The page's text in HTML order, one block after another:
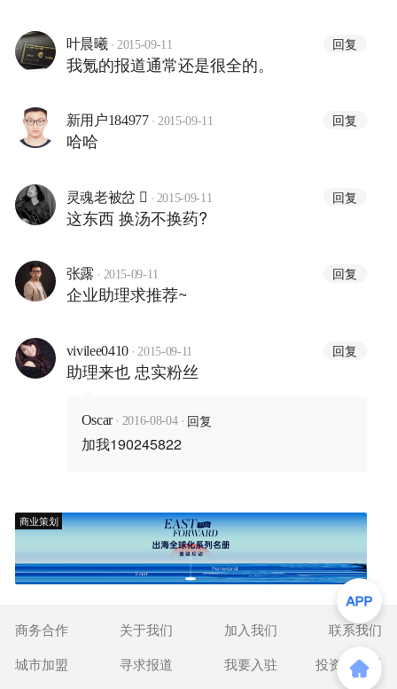
叶晨曦 · 2015-09-11 回复
我氪的报道通常还是很全的。
新用户184977 · 2015-09-11 回复
哈哈
灵魂老被岔  · 2015-09-11 回复
这东西 换汤不换药?
张露 · 2015-09-11 回复
企业助理求推荐~
vivilee0410 · 2015-09-11 回复
助理来也 忠实粉丝
Oscar · 2016-08-04 · 回复
加我190245822
商业策划
商务合作 关于我们 加入我们
联系我们
城市加盟
寻求报道 我要入驻 投资者关系